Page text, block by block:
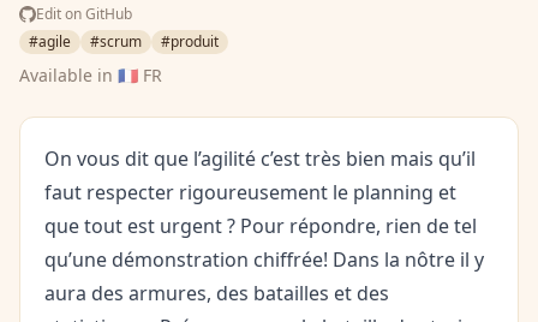
Edit on GitHub
#agile
#scrum #produit
Available in 🇫🇷 FR
On vous dit que l’agilité c’est très bien mais qu’il
faut respecter rigoureusement le planning et
que tout est urgent ? Pour répondre, rien de tel
qu’une démonstration chiffrée! Dans la nôtre il y
aura des armures, des batailles et des